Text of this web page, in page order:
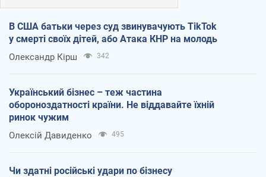
В США батьки через суд звинувачують TikTok
у смерті своїх дітей, або Атака КНР на молодь
Олександр Кірш 342
Український бізнес – теж частина
обороноздатності країни. Не віддавайте їхній
ринок чужим
Олексій Давиденко 495
Чи здатні російські удари по бізнесу